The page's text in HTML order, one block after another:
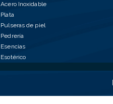
Acero Inoxidable
Plata
Pulseras de piel
Pedrería
Esencias
Esotérico